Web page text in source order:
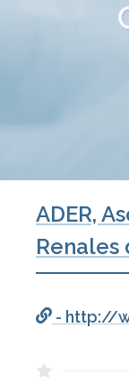
ADER,
Renales
- http://